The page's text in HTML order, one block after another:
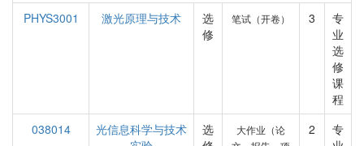
PHYS3001 激光原理与技术
选
修
笔试（开卷） 3
专
业
选
修
课
程
038014
光信息科学与技术
选
大作业（论
2
专